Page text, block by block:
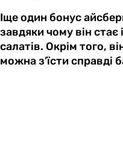
Іще один бонус
завдяки чому він
салатів. Окрім того,
можна з’їсти справді